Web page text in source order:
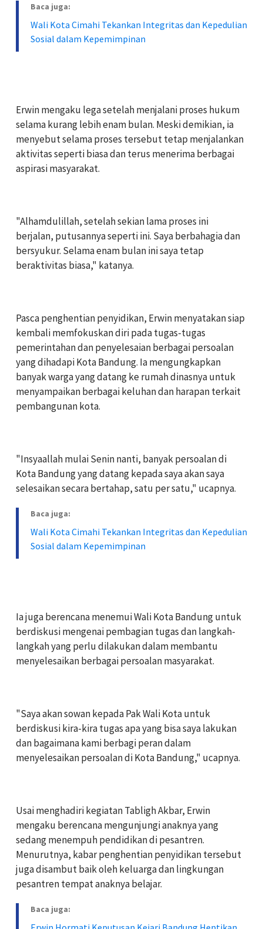
Baca juga:
Wali Kota Cimahi Tekankan Integritas dan Kepedulian
Sosial dalam Kepemimpinan
‎Erwin mengaku lega setelah menjalani proses hukum
selama kurang lebih enam bulan. Meski demikian, ia
menyebut selama proses tersebut tetap menjalankan
aktivitas seperti biasa dan terus menerima berbagai
aspirasi masyarakat.
‎"Alhamdulillah, setelah sekian lama proses ini
berjalan, putusannya seperti ini. Saya berbahagia dan
bersyukur. Selama enam bulan ini saya tetap
beraktivitas biasa," katanya.
‎Pasca penghentian penyidikan, Erwin menyatakan siap
kembali memfokuskan diri pada tugas-tugas
pemerintahan dan penyelesaian berbagai persoalan
yang dihadapi Kota Bandung. Ia mengungkapkan
banyak warga yang datang ke rumah dinasnya untuk
menyampaikan berbagai keluhan dan harapan terkait
pembangunan kota.
‎"Insyaallah mulai Senin nanti, banyak persoalan di
Kota Bandung yang datang kepada saya akan saya
selesaikan secara bertahap, satu per satu," ucapnya.
Baca juga:
Wali Kota Cimahi Tekankan Integritas dan Kepedulian
Sosial dalam Kepemimpinan
‎Ia juga berencana menemui Wali Kota Bandung untuk
berdiskusi mengenai pembagian tugas dan langkah-
langkah yang perlu dilakukan dalam membantu
menyelesaikan berbagai persoalan masyarakat.
‎"Saya akan sowan kepada Pak Wali Kota untuk
berdiskusi kira-kira tugas apa yang bisa saya lakukan
dan bagaimana kami berbagi peran dalam
menyelesaikan persoalan di Kota Bandung," ucapnya.
‎Usai menghadiri kegiatan Tabligh Akbar, Erwin
mengaku berencana mengunjungi anaknya yang
sedang menempuh pendidikan di pesantren.
Menurutnya, kabar penghentian penyidikan tersebut
juga disambut baik oleh keluarga dan lingkungan
pesantren tempat anaknya belajar.
Baca juga: